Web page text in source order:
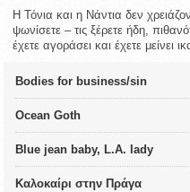
Η Τόνια και η Νάντια δεν
ψωνίσετε – τις ξέρετε ήδη,
έχετε αγοράσει και έχετε μείνει
Bodies for business/sin
Ocean Goth
Blue jean baby, L.A. lady
Καλοκαίρι στην Πράγα